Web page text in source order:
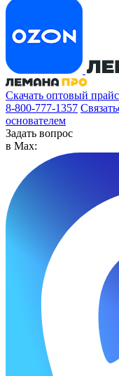
Скачать оптовый прайс
8-800-777-1357
основателем
Задать вопрос
в Max: